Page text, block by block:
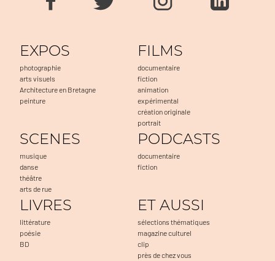
EXPOS
photographie
arts visuels
Architecture en Bretagne
peinture
FILMS
documentaire
fiction
animation
expérimental
création originale
portrait
SCENES
musique
danse
théâtre
arts de rue
PODCASTS
documentaire
fiction
LIVRES
littérature
poésie
BD
ET AUSSI
sélections thématiques
magazine culturel
clip
près de chez vous